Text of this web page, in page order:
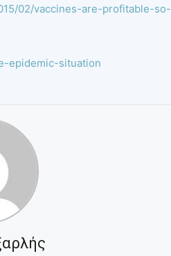
02/vaccines-are-profitable-so-
epidemic-situation